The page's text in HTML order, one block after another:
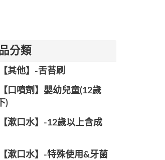
分類
其他】-舌苔刷
口噴劑】嬰幼兒童(12歲
)
漱口水】-12歲以上含成
漱口水】-特殊使用&牙菌